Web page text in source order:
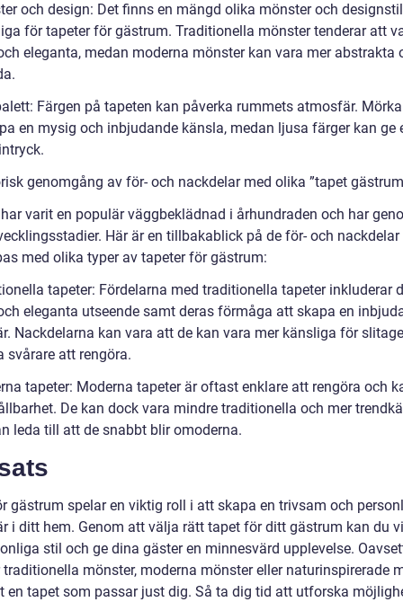
och design: Det finns en mängd olika mönster och
för tapeter för gästrum. Traditionella mönster tenderar att
eleganta, medan moderna mönster kan vara mer abstrakta
Färgen på tapeten kan påverka rummets atmosfär.
en mysig och inbjudande känsla, medan ljusa färger kan ge
genomgång av för- och nackdelar med olika ”tapet
varit en populär väggbeklädnad i århundraden och har
Här är en tillbakablick på de för- och
med olika typer av tapeter för gästrum:
tapeter: Fördelarna med traditionella tapeter inkluderar
eleganta utseende samt deras förmåga att skapa en
Nackdelarna kan vara att de kan vara mer känsliga för
svårare att rengöra.
tapeter: Moderna tapeter är oftast enklare att rengöra och
De kan dock vara mindre traditionella och mer
leda till att de snabbt blir omoderna.
gästrum spelar en viktig roll i att skapa en trivsam och
i ditt hem. Genom att välja rätt tapet för ditt gästrum kan du
stil och ge dina gäster en minnesvärd upplevelse.
mönster, moderna mönster eller naturinspirerade
en tapet som passar just dig. Så ta dig tid att utforska